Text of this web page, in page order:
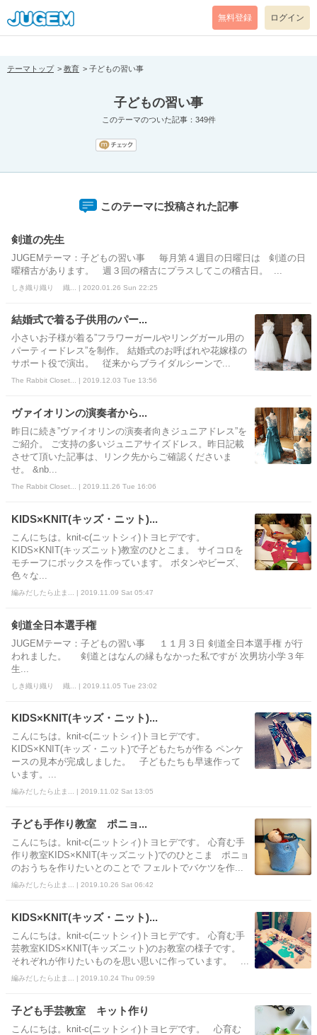
[pear_error: message="Success" code=0 mode=return level=notice
prefix="" info=""]
無料登録 ログイン
テーマトップ 教育 子どもの習い事
子どもの習い事
このテーマのついた記事：349件
このテーマに投稿された記事
剣道の先生
JUGEMテーマ：子どもの習い事 毎月第４週目の日曜日は 剣道の日
曜稽古があります。 週３回の稽古にプラスしてこの稽古日。 ...
しき織り織り 織... | 2020.01.26 Sun 22:25
結婚式で着る子供用のパー...
小さいお子様が着る”フラワーガールやリングガール用の
パーティードレス”を制作。 結婚式のお呼ばれや花嫁様の
サポート役で演出。 従来からブライダルシーンで...
The Rabbit Closet... | 2019.12.03 Tue 13:56
ヴァイオリンの演奏者から...
昨日に続き”ヴァイオリンの演奏者向きジュニアドレス”を
ご紹介。 ご支持の多いジュニアサイズドレス。昨日記載
させて頂いた記事は、リンク先からご確認くださいま
せ。 &nb...
The Rabbit Closet... | 2019.11.26 Tue 16:06
KIDS×KNIT(キッズ・ニット)...
こんにちは。knit-c(ニットシィ)トヨヒデです。
KIDS×KNIT(キッズニット)教室のひとこま。 サイコロを
モチーフにボックスを作っています。 ボタンやビーズ、
色々な...
編みだしたら止ま... | 2019.11.09 Sat 05:47
剣道全日本選手権
JUGEMテーマ：子どもの習い事 １１月３日 剣道全日本選手権 が行
われました。 剣道とはなんの縁もなかった私ですが 次男坊小学３年
生...
しき織り織り 織... | 2019.11.05 Tue 23:02
KIDS×KNIT(キッズ・ニット)...
こんにちは。knit-c(ニットシィ)トヨヒデです。
KIDS×KNIT(キッズ・ニット)で子どもたちが作る ペンケ
ースの見本が完成しました。 子どもたちも早速作って
います。...
編みだしたら止ま... | 2019.11.02 Sat 13:05
子ども手作り教室 ポニョ...
こんにちは。knit-c(ニットシィ)トヨヒデです。 心育む手
作り教室KIDS×KNIT(キッズニット)でのひとこま ポニョ
のおうちを作りたいとのことで フェルトでバケツを作...
編みだしたら止ま... | 2019.10.26 Sat 06:42
KIDS×KNIT(キッズ・ニット)...
こんにちは。knit-c(ニットシィ)トヨヒデです。 心育む手
芸教室KIDS×KNIT(キッズニット)のお教室の様子です。
それぞれが作りたいものを思い思いに作っています。 ...
編みだしたら止ま... | 2019.10.24 Thu 09:59
子ども手芸教室 キット作り
こんにちは。knit-c(ニットシィ)トヨヒデです。 心育む